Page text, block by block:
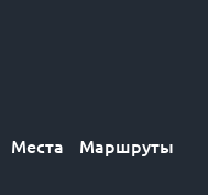
Места Маршруты